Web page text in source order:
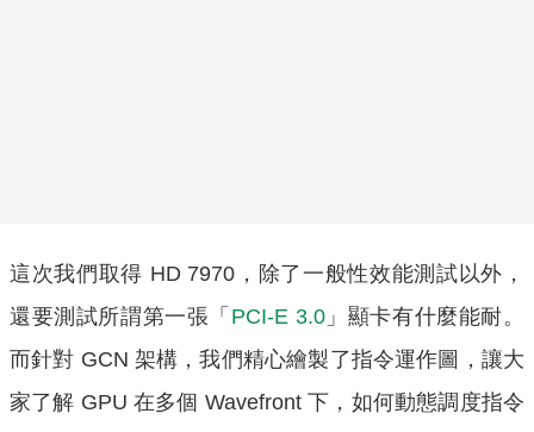
這次我們取得 HD 7970，除了一般性效能測試以外，
還要測試所謂第一張「 PCI-E 3.0」顯卡有什麼能耐。
而針對 GCN 架構，我們精心繪製了指令運作圖，讓大
家了解 GPU 在多個 Wavefront 下，如何動態調度指令